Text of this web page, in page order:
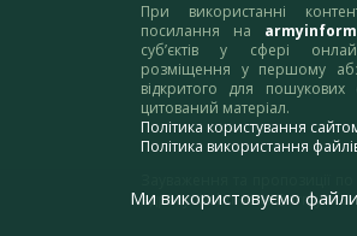
При використанні
посилання на
суб’єктів у сфері
розміщення у першому
відкритого для пошукових
цитований матеріал.
Політика користування
Політика використання
адресу:
Ми використовуємо